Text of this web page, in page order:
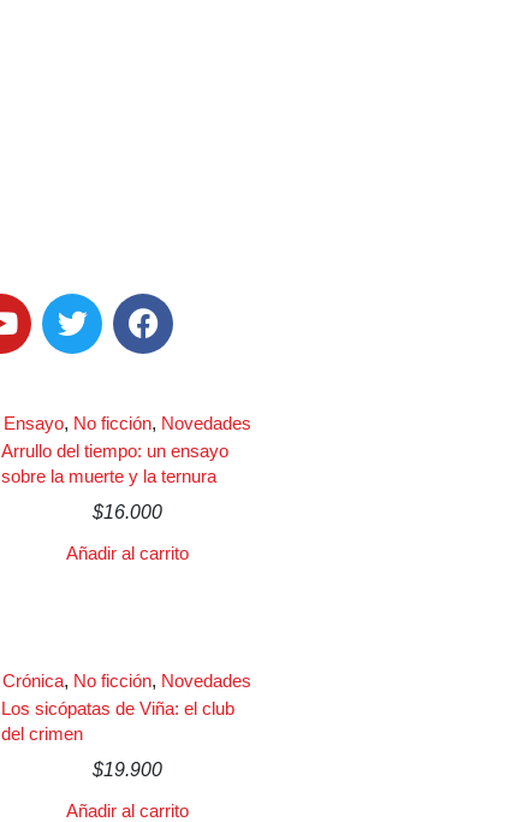
Ensayo, No ficción, Novedades
Arrullo del tiempo: un ensayo
sobre la muerte y la ternura
$16.000
Añadir al carrito
Crónica, No ficción, Novedades
Los sicópatas de Viña: el club
del crimen
$19.900
Añadir al carrito